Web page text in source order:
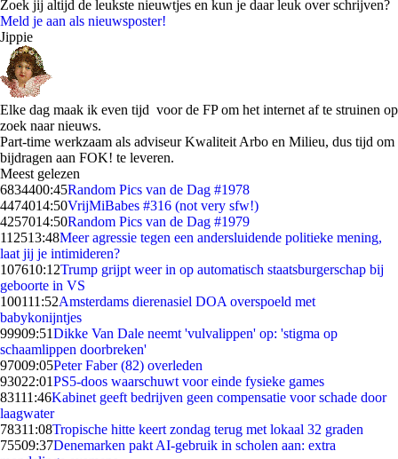
Zoek jij altijd de leukste nieuwtjes en kun je daar leuk over schrijven?
Meld je aan als nieuwsposter!
Jippie
Elke dag maak ik even tijd voor de FP om het internet af te struinen op
zoek naar nieuws.
Part-time werkzaam als adviseur Kwaliteit Arbo en Milieu, dus tijd om
bijdragen aan FOK! te leveren.
Meest gelezen
6834400:45Random Pics van de Dag #1978
4474014:50VrijMiBabes #316 (not very sfw!)
4257014:50Random Pics van de Dag #1979
112513:48Meer agressie tegen een andersluidende politieke mening,
laat jij je intimideren?
107610:12Trump grijpt weer in op automatisch staatsburgerschap bij
geboorte in VS
100111:52Amsterdams dierenasiel DOA overspoeld met
babykonijntjes
99909:51Dikke Van Dale neemt 'vulvalippen' op: 'stigma op
schaamlippen doorbreken'
97009:05Peter Faber (82) overleden
93022:01PS5-doos waarschuwt voor einde fysieke games
83111:46Kabinet geeft bedrijven geen compensatie voor schade door
laagwater
78311:08Tropische hitte keert zondag terug met lokaal 32 graden
75509:37Denemarken pakt AI-gebruik in scholen aan: extra